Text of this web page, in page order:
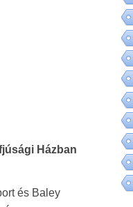
Házban
és Baley